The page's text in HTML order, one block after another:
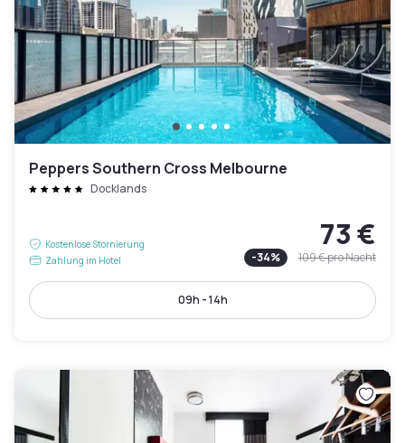
Peppers Southern Cross Melbourne
Docklands
Kostenlose Stornierung
Zahlung im Hotel
73 €
-34% 109 €pro Nacht
09h - 14h